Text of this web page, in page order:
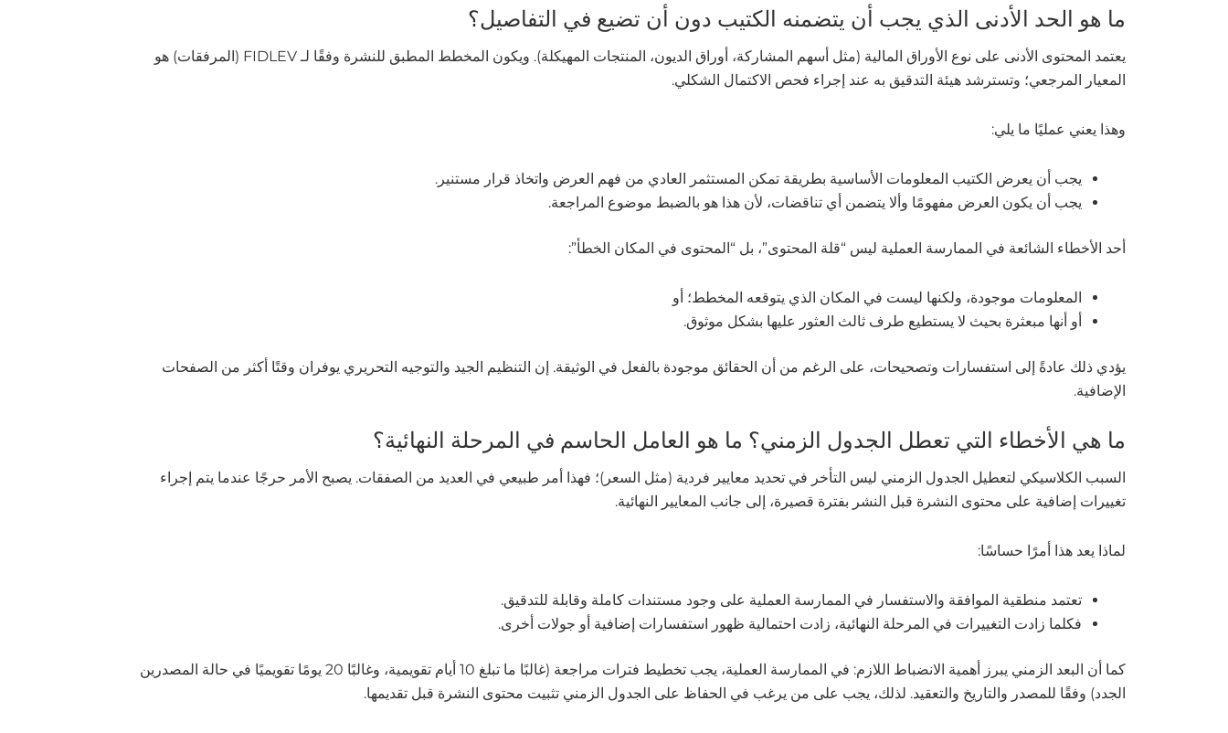
ما هو الحد الأدنى الذي يجب أن يتضمنه الكتيب دون أن تضيع في التفاصيل؟
يعتمد المحتوى الأدنى على نوع الأوراق المالية (مثل أسهم المشاركة، أوراق الديون، المنتجات المهيكلة). ويكون المخطط المطبق للنشرة وفقًا لـ FIDLEV (المرفقات) هو
المعيار المرجعي؛ وتسترشد هيئة التدقيق به عند إجراء فحص الاكتمال الشكلي.
وهذا يعني عمليًا ما يلي:
يجب أن يعرض الكتيب المعلومات الأساسية بطريقة تمكن المستثمر العادي من فهم العرض واتخاذ قرار مستنير.
يجب أن يكون العرض مفهومًا وألا يتضمن أي تناقضات، لأن هذا هو بالضبط موضوع المراجعة.
أحد الأخطاء الشائعة في الممارسة العملية ليس “قلة المحتوى”، بل “المحتوى في المكان الخطأ”:
المعلومات موجودة، ولكنها ليست في المكان الذي يتوقعه المخطط؛ أو
أو أنها مبعثرة بحيث لا يستطيع طرف ثالث العثور عليها بشكل موثوق.
يؤدي ذلك عادةً إلى استفسارات وتصحيحات، على الرغم من أن الحقائق موجودة بالفعل في الوثيقة. إن التنظيم الجيد والتوجيه التحريري يوفران وقتًا أكثر من الصفحات
الإضافية.
ما هي الأخطاء التي تعطل الجدول الزمني؟ ما هو العامل الحاسم في المرحلة النهائية؟
السبب الكلاسيكي لتعطيل الجدول الزمني ليس التأخر في تحديد معايير فردية (مثل السعر)؛ فهذا أمر طبيعي في العديد من الصفقات. يصبح الأمر حرجًا عندما يتم إجراء
تغييرات إضافية على محتوى النشرة قبل النشر بفترة قصيرة، إلى جانب المعايير النهائية.
لماذا يعد هذا أمرًا حساسًا:
تعتمد منطقية الموافقة والاستفسار في الممارسة العملية على وجود مستندات كاملة وقابلة للتدقيق.
فكلما زادت التغييرات في المرحلة النهائية، زادت احتمالية ظهور استفسارات إضافية أو جولات أخرى.
كما أن البعد الزمني يبرز أهمية الانضباط اللازم: في الممارسة العملية، يجب تخطيط فترات مراجعة (غالبًا ما تبلغ 10 أيام تقويمية، وغالبًا 20 يومًا تقويميًا في حالة المصدرين
الجدد) وفقًا للمصدر والتاريخ والتعقيد. لذلك، يجب على من يرغب في الحفاظ على الجدول الزمني تثبيت محتوى النشرة قبل تقديمها.